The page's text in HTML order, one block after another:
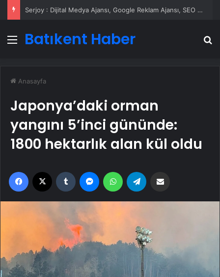
Serjoy : Dijital Medya Ajansı, Google Reklam Ajansı, SEO Ajansı ve Web Tasarım Ajansı
Menü
Batıkent Haber
Anasayfa
Japonya’daki orman
yangını 5’inci gününde:
1800 hektarlık alan kül oldu
Facebook Tumblr MessengerWhatsApp